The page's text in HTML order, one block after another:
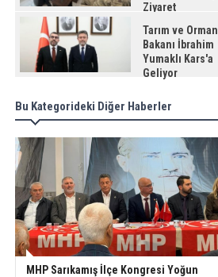
Ziyaret
Tarım ve Orman
Bakanı İbrahim
Yumaklı Kars'a
Geliyor
Bu Kategorideki Diğer Haberler
MHP Sarıkamış İlçe Kongresi Yoğun